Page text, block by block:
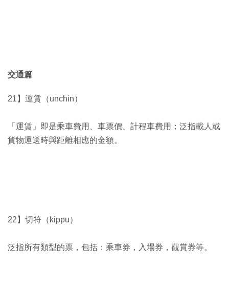
交通篇
21】運賃（unchin）
「運賃」即是乘車費用、車票價、計程車費用；泛指載人或
貨物運送時與距離相應的金額。
22】切符（kippu）
泛指所有類型的票，包括：乘車券，入場券，觀賞券等。